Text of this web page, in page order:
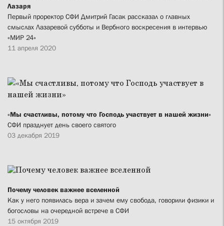
Лазаря
Первый проректор СФИ Дмитрий Гасак рассказал о главных
смыслах Лазаревой субботы и Вербного воскресения в интервью
«МИР 24»
11 апреля 2020
«Мы счастливы, потому что Господь участвует в нашей жизни»
СФИ празднует день своего святого
03 декабря 2019
Почему человек важнее вселенной
Как у него появилась вера и зачем ему свобода, говорили физики и
богословы на очередной встрече в СФИ
15 октября 2019